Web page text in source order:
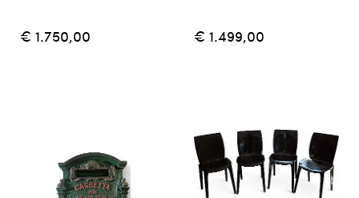
€ 1.750,00 € 1.499,00